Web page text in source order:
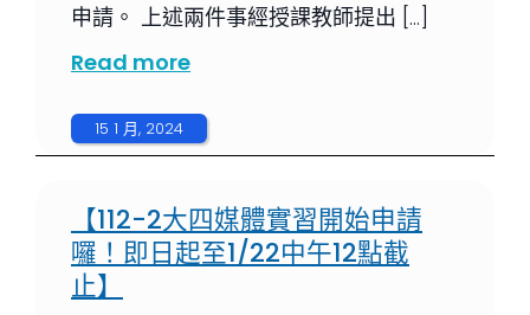
申請。 上述兩件事經授課教師提出 […]
Read more
15 1 月, 2024
【112-2大四媒體實習開始申請
囉！即日起至1/22中午12點截
止】